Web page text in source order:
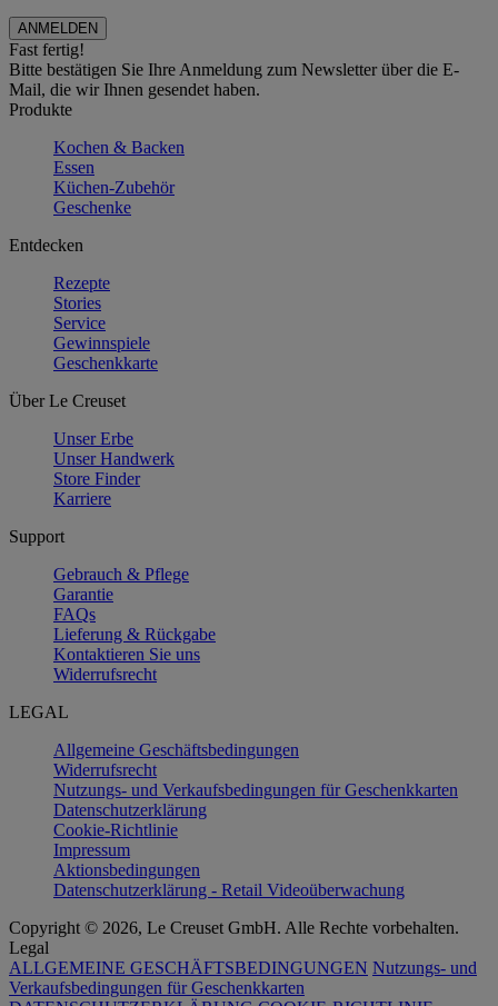
Fast fertig!
Bitte bestätigen Sie Ihre Anmeldung zum Newsletter über die E-
Mail, die wir Ihnen gesendet haben.
Produkte
Kochen & Backen
Essen
Küchen-Zubehör
Geschenke
Entdecken
Rezepte
Stories
Service
Gewinnspiele
Geschenkkarte
Über Le Creuset
Unser Erbe
Unser Handwerk
Store Finder
Karriere
Support
Gebrauch & Pflege
Garantie
FAQs
Lieferung & Rückgabe
Kontaktieren Sie uns
Widerrufsrecht
LEGAL
Allgemeine Geschäftsbedingungen
Widerrufsrecht
Nutzungs- und Verkaufsbedingungen für Geschenkkarten
Datenschutzerklärung
Cookie-Richtlinie
Impressum
Aktionsbedingungen
Datenschutzerklärung - Retail Videoüberwachung
Copyright © 2026, Le Creuset GmbH. Alle Rechte vorbehalten.
Legal
ALLGEMEINE GESCHÄFTSBEDINGUNGEN Nutzungs- und
Verkaufsbedingungen für Geschenkkarten